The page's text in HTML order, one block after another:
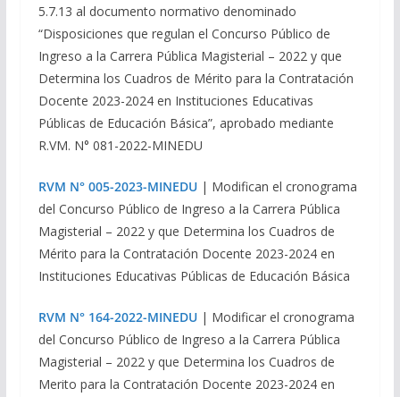
5.7.13 al documento normativo denominado
“Disposiciones que regulan el Concurso Público de
Ingreso a la Carrera Pública Magisterial – 2022 y que
Determina los Cuadros de Mérito para la Contratación
Docente 2023-2024 en Instituciones Educativas
Públicas de Educación Básica”, aprobado mediante
R.VM. N° 081-2022-MINEDU
RVM N° 005-2023-MINEDU| Modifican el cronograma
del Concurso Público de Ingreso a la Carrera Pública
Magisterial – 2022 y que Determina los Cuadros de
Mérito para la Contratación Docente 2023-2024 en
Instituciones Educativas Públicas de Educación Básica
RVM N° 164-2022-MINEDU| Modificar el cronograma
del Concurso Público de Ingreso a la Carrera Pública
Magisterial – 2022 y que Determina los Cuadros de
Merito para la Contratación Docente 2023-2024 en